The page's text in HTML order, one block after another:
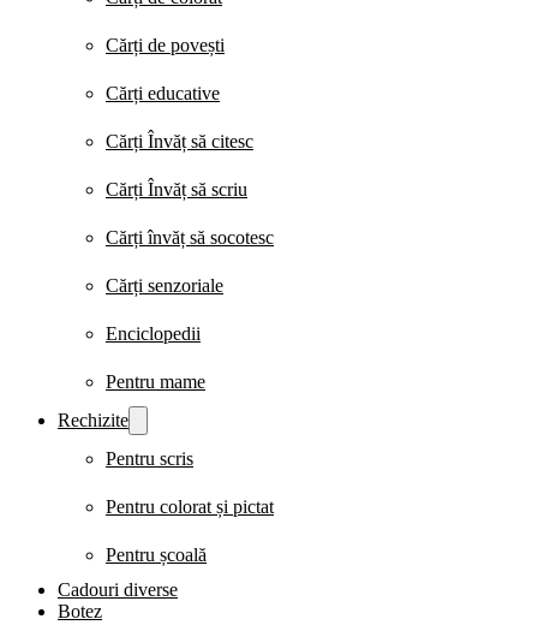
Cărți de povești
Cărți educative
Cărți Învăț să citesc
Cărți Învăț să scriu
Cărți învăț să socotesc
Cărți senzoriale
Enciclopedii
Pentru mame
Rechizite
Pentru scris
Pentru colorat și pictat
Pentru școală
Cadouri diverse
Botez